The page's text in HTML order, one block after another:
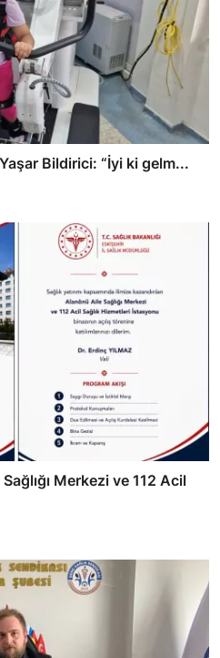
Bildirici: “İyi ki gelm...
Merkezi ve 112 Acil